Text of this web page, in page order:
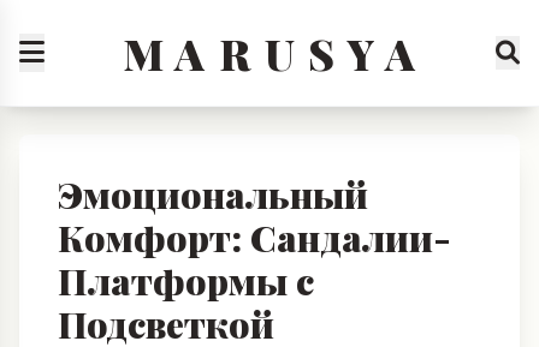
M A R U S Y A
Эмоциональный
Комфорт: Сандалии-
Платформы с
Подсветкой